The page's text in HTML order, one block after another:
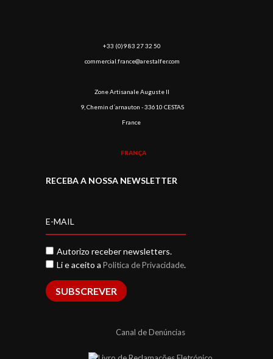
+33 (0)9 83 27 32 50
commercial.france@arestalfer.com
Zone Artisanale Auguste II
9, Chemin d´arnauton - 33610 CESTAS
France
FRANÇA
RECEBA A NOSSA NEWSLETTER
Autorizo receber newsletters.
Li e aceito a Politica de Privacidade.
SUBSCREVER
Canal de Denúncias